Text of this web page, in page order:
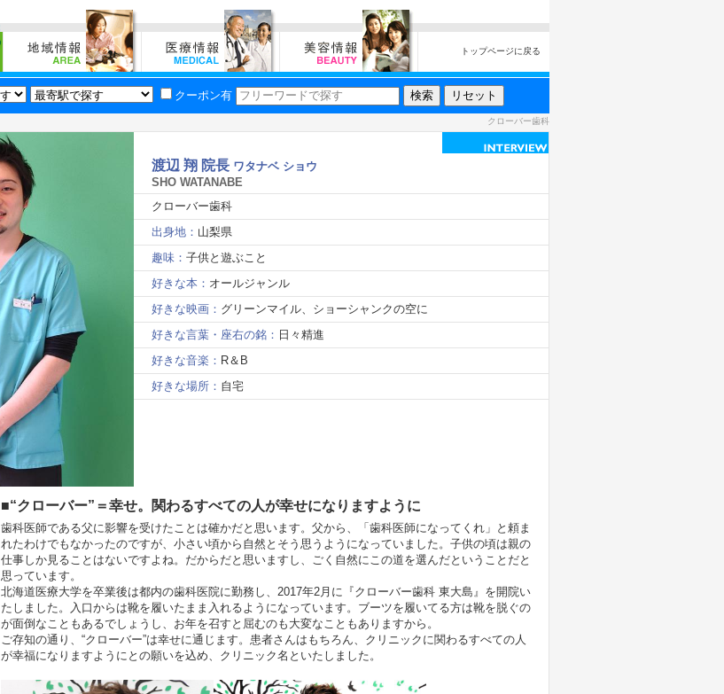
トップページに戻る
クーポン有
クローバー歯科
渡辺 翔 院長 ワタナベ ショウ
SHO WATANABE
クローバー歯科
出身地： 山梨県
趣味： 子供と遊ぶこと
好きな本： オールジャンル
好きな映画： グリーンマイル、ショーシャンクの空に
好きな言葉・座右の銘： 日々精進
好きな音楽： R＆B
好きな場所： 自宅
■“クローバー”＝幸せ。関わるすべての人が幸せになりますように
歯科医師である父に影響を受けたことは確かだと思います。父から、「歯科医師になってくれ」と頼ま
れたわけでもなかったのですが、小さい頃から自然とそう思うようになっていました。子供の頃は親の
仕事しか見ることはないですよね。だからだと思いますし、ごく自然にこの道を選んだということだと
思っています。
北海道医療大学を卒業後は都内の歯科医院に勤務し、2017年2月に『クローバー歯科 東大島』を開院い
たしました。入口からは靴を履いたまま入れるようになっています。ブーツを履いてる方は靴を脱ぐの
が面倒なこともあるでしょうし、お年を召すと屈むのも大変なこともありますから。
ご存知の通り、“クローバー”は幸せに通じます。患者さんはもちろん、クリニックに関わるすべての人
が幸福になりますようにとの願いを込め、クリニック名といたしました。